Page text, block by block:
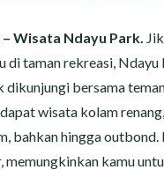
– Wisata Ndayu Park.
di taman rekreasi, Ndayu
dikunjungi bersama
wisata kolam
bahkan hingga outbond.
memungkinkan kamu